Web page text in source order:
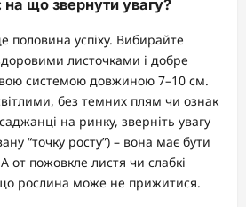
на що звернути увагу?
половина успіху. Вибирайте
листочками і добре
системою довжиною 7–10 см.
без темних плям чи ознак
на ринку, зверніть увагу
“точку росту”) – вона має бути
от пожовкле листя чи слабкі
рослина може не прижитися.